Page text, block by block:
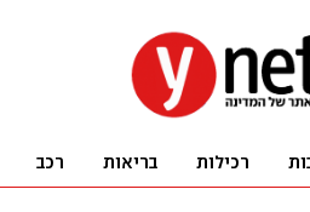
רכילות בריאות רכב